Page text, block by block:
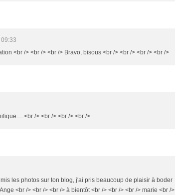
<br /> <br /> <br /> Bravo, bisous <br /> <br /> <br /> <br />
/> <br /> <br /> <br />
les photos sur ton blog, j'ai pris beaucoup de plaisir à boder
<br /> <br /> <br /> à bientôt <br /> <br /> <br /> marie <br />